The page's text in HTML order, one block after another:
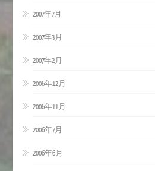
2007年7月
2007年3月
2007年2月
2006年12月
2006年11月
2006年7月
2006年6月